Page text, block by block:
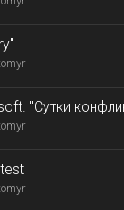
"Сутки